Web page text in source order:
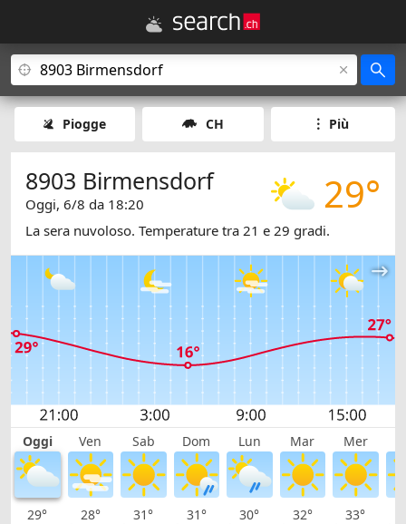
Piogge CH Più
29°
8903 Birmensdorf
Oggi, 6/8 da 18:20
La sera nuvoloso. Temperature tra 21 e 29 gradi.
Oggi Ven Sab Dom Lun Mar Mer
29°
28°
31°
31°
30°
32°
33°